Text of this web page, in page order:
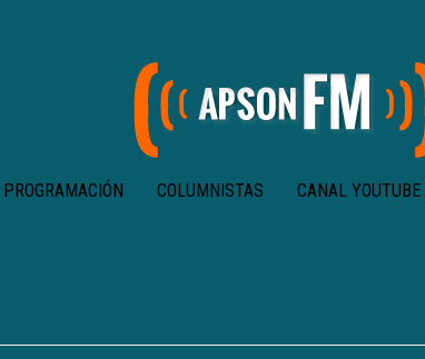
PROGRAMACIÓN COLUMNISTAS CANAL YOUTUBE